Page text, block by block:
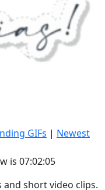
GIFs | Newest
is 07:02:05
and short video clips.